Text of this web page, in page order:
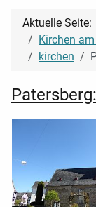
Aktuelle Seite:
Kirchen
kirchen